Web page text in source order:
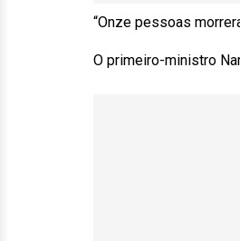
“Onze pessoas
O primeiro-ministro